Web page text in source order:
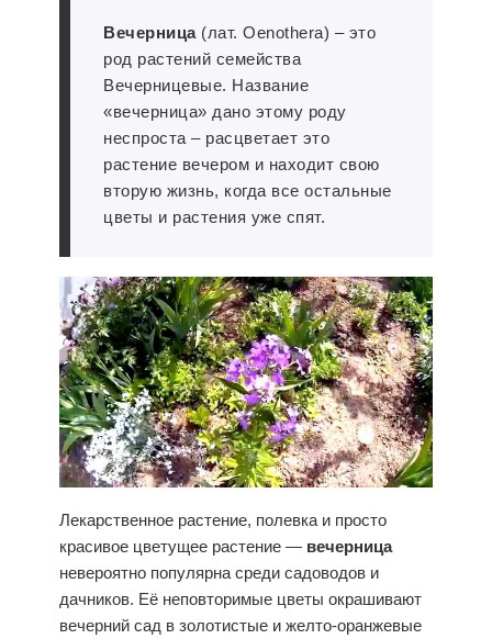
Вечерница(лат. Oenothera) – это
род растений семейства
Вечерницевые. Название
«вечерница» дано этому роду
неспроста – расцветает это
растение вечером и находит свою
вторую жизнь, когда все остальные
цветы и растения уже спят.
Лекарственное растение, полевка и просто
красивое цветущее растение — вечерница
невероятно популярна среди садоводов и
дачников. Её неповторимые цветы окрашивают
вечерний сад в золотистые и желто-оранжевые